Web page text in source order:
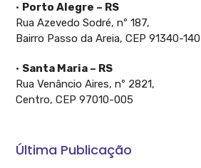
• Porto Alegre – RS
Rua Azevedo Sodré, nº 187,
Bairro Passo da Areia, CEP 91340-140
• Santa Maria – RS
Rua Venâncio Aires, nº 2821,
Centro, CEP 97010-005
Última Publicação